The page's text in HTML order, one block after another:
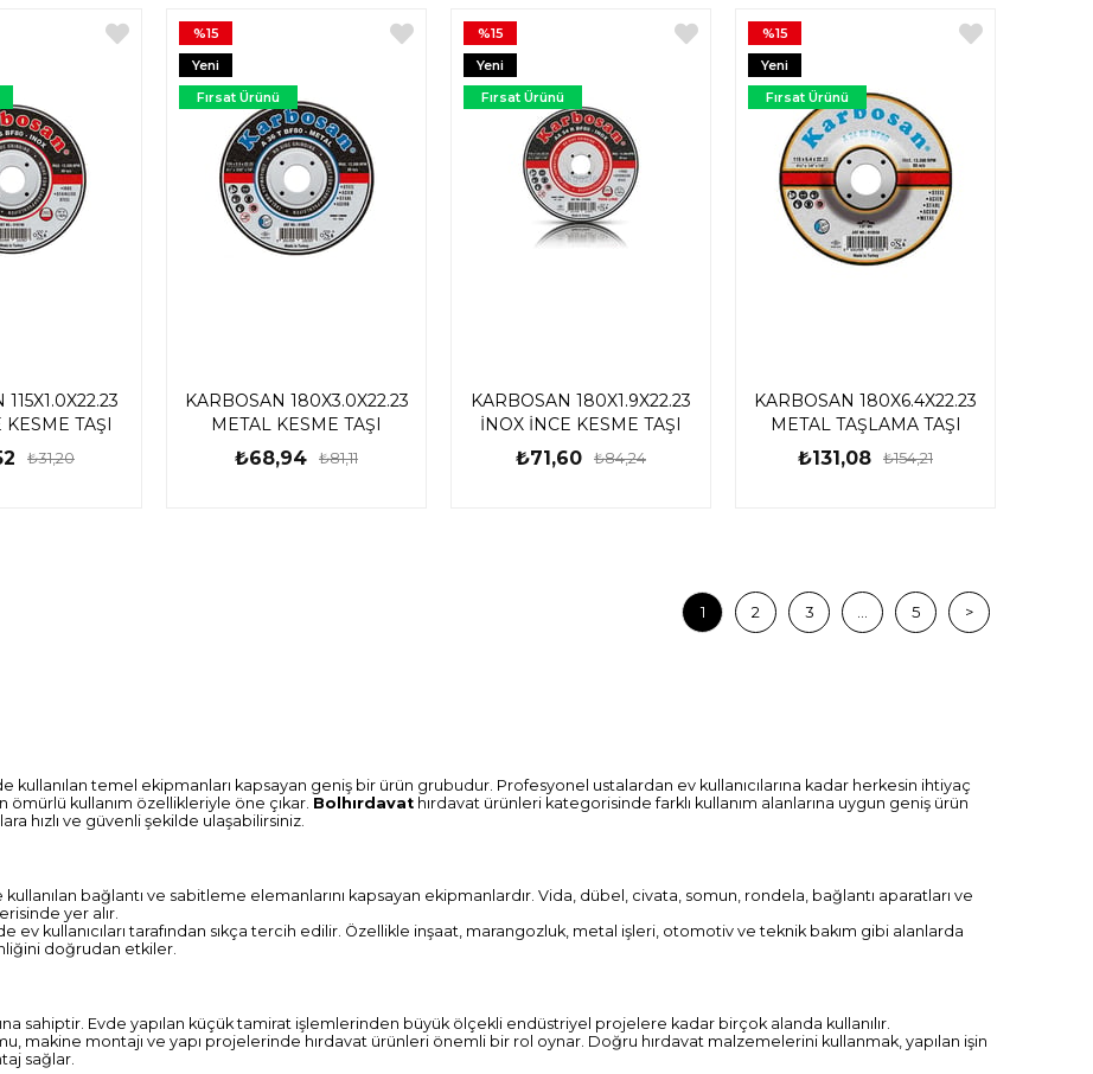
TAŞI
₺31,20
KARBOSAN 180X3.0X22.23
METAL KESME TAŞI
₺68,94 ₺81,11
%15
Yeni
Ürün
Fırsat Ürünü
KARBOSAN 180X1.9X22.23
İNOX İNCE KESME TAŞI
₺71,60 ₺84,24
%15
Yeni
Ürün
Fırsat Ürünü
KARBOSAN 180X6.4X22.23
METAL TAŞLAMA TAŞI
₺131,08 ₺154,21
%15
Yeni
Ürün
Fırsat Ürünü
1 2 3 ... 5 >
kullanılan temel ekipmanları kapsayan geniş bir ürün grubudur. Profesyonel ustalardan ev kullanıcılarına kadar herkesin ihtiyaç
ömürlü kullanım özellikleriyle öne çıkar. Bolhırdavat hırdavat ürünleri kategorisinde farklı kullanım alanlarına uygun geniş ürün
hızlı ve güvenli şekilde ulaşabilirsiniz.
bağlantı ve sabitleme elemanlarını kapsayan ekipmanlardır. Vida, dübel, civata, somun, rondela, bağlantı aparatları ve
yer alır.
kullanıcıları tarafından sıkça tercih edilir. Özellikle inşaat, marangozluk, metal işleri, otomotiv ve teknik bakım gibi alanlarda
doğrudan etkiler.
sahiptir. Evde yapılan küçük tamirat işlemlerinden büyük ölçekli endüstriyel projelere kadar birçok alanda kullanılır.
makine montajı ve yapı projelerinde hırdavat ürünleri önemli bir rol oynar. Doğru hırdavat malzemelerini kullanmak, yapılan işin
sağlar.